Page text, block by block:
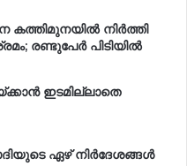
നിർത്തി
രണ്ടുപേർ പിടിയിൽ
ഇടമില്ലാതെ
ഏഴ് നിര്‍ദേശങ്ങള്‍